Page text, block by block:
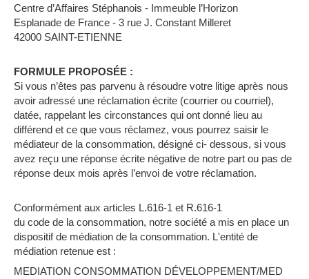
Centre d’Affaires Stéphanois - Immeuble l’Horizon
Esplanade de France - 3 rue J. Constant Milleret
42000 SAINT-ETIENNE
FORMULE PROPOSÉE :
Si vous n’êtes pas parvenu à résoudre votre litige après nous
avoir adressé une réclamation écrite (courrier ou courriel),
datée, rappelant les circonstances qui ont donné lieu au
différend et ce que vous réclamez, vous pourrez saisir le
médiateur de la consommation, désigné ci- dessous, si vous
avez reçu une réponse écrite négative de notre part ou pas de
réponse deux mois après l’envoi de votre réclamation.
Conformément aux articles L.616-1 et R.616-1
du code de la consommation, notre société a mis en place un
dispositif de médiation de la consommation. L'entité de
médiation retenue est :
MEDIATION CONSOMMATION DÉVELOPPEMENT/MED